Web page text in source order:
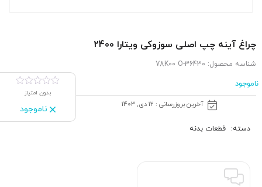
چراغ آینه چپ اصلی سوزوکی ویتارا 2400
شناسه محصول: 36430-78K00 O
ناموجود
آخرین بروزرسانی : 12 دی, 1403
بدون امتیاز
ناموجود
دسته: قطعات بدنه